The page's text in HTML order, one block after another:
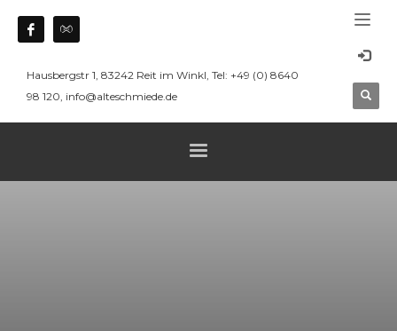
Hausbergstr 1, 83242 Reit im Winkl, Tel: +49 (0) 8640
98 120, info@alteschmiede.de